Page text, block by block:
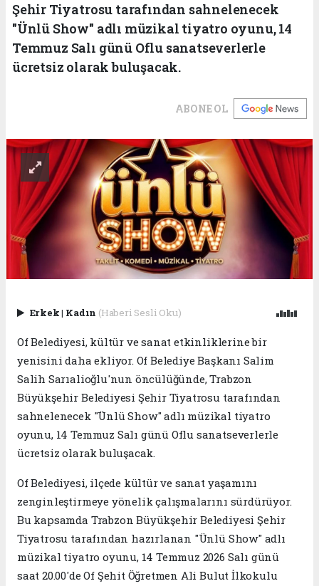
Şehir Tiyatrosu tarafından sahnelenecek
"Ünlü Show" adlı müzikal tiyatro oyunu, 14
Temmuz Salı günü Oflu sanatseverlerle
ücretsiz olarak buluşacak.
ABONE OL
Erkek| Kadın (Haberi Sesli Oku)
Of Belediyesi, kültür ve sanat etkinliklerine bir
yenisini daha ekliyor. Of Belediye Başkanı Salim
Salih Sarıalioğlu'nun öncülüğünde, Trabzon
Büyükşehir Belediyesi Şehir Tiyatrosu tarafından
sahnelenecek "Ünlü Show" adlı müzikal tiyatro
oyunu, 14 Temmuz Salı günü Oflu sanatseverlerle
ücretsiz olarak buluşacak.
Of Belediyesi, ilçede kültür ve sanat yaşamını
zenginleştirmeye yönelik çalışmalarını sürdürüyor.
Bu kapsamda Trabzon Büyükşehir Belediyesi Şehir
Tiyatrosu tarafından hazırlanan "Ünlü Show" adlı
müzikal tiyatro oyunu, 14 Temmuz 2026 Salı günü
saat 20.00'de Of Şehit Öğretmen Ali Bulut İlkokulu